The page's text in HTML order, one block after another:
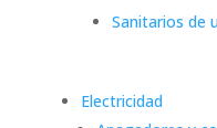
Sanitarios de
Electricidad